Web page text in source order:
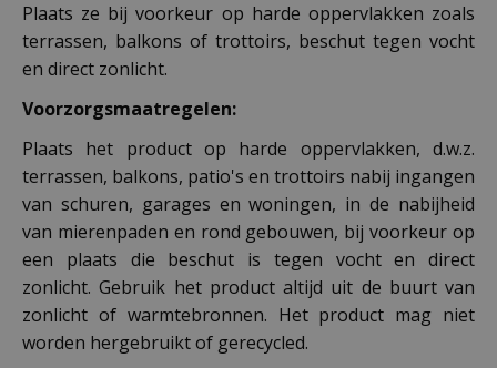
Plaats ze bij voorkeur op harde oppervlakken zoals
terrassen, balkons of trottoirs, beschut tegen vocht
en direct zonlicht.
Voorzorgsmaatregelen:
Plaats het product op harde oppervlakken, d.w.z.
terrassen, balkons, patio's en trottoirs nabij ingangen
van schuren, garages en woningen, in de nabijheid
van mierenpaden en rond gebouwen, bij voorkeur op
een plaats die beschut is tegen vocht en direct
zonlicht. Gebruik het product altijd uit de buurt van
zonlicht of warmtebronnen. Het product mag niet
worden hergebruikt of gerecycled.